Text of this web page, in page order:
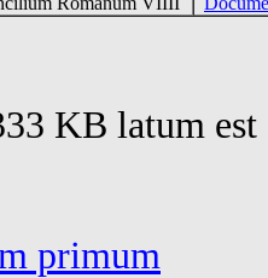
KB latum
primum